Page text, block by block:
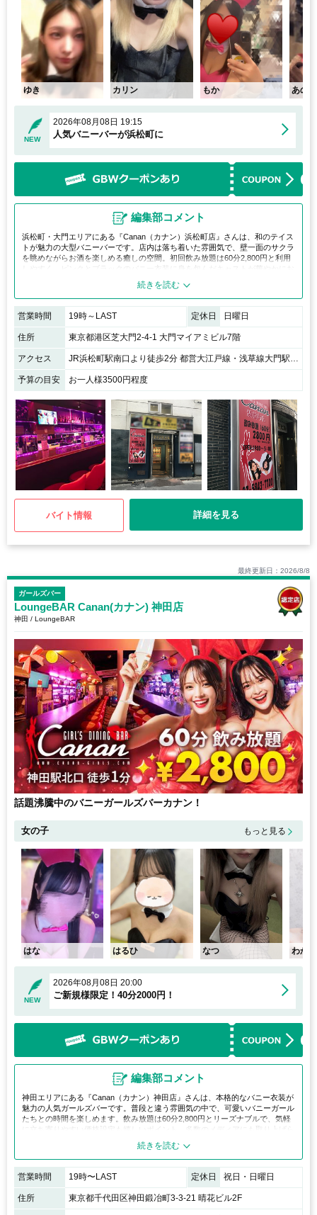
ゆき カリン もか あのん
NEW
2026年08月08日 19:15
人気バニーバーが浜松町に
編集部コメント
浜松町・大門エリアにある『Canan（カナン）浜松町店』さんは、和のテイス
トが魅力の大型バニーバーです。店内は落ち着いた雰囲気で、壁一面のサクラ
を眺めながらお酒を楽しめる癒しの空間。初回飲み放題は60分2,800円と利用
しやすく、ピンクとブラックのバニー衣装に身を包んだキャストが華やかにお
出迎え。非日常と和の調和を堪能できるお店です。
営業時間 19時～LAST 定休日 日曜日
住所 東京都港区芝大門2-4-1 大門マイアミビル7階
アクセス JR浜松町駅南口より徒歩2分 都営大江戸線・浅草線大門駅A3出口より徒歩1分
予算の目安 お一人様3500円程度
バイト情報 詳細を見る
最終更新日：2026/8/8
ガールズバー
LoungeBAR Canan(カナン) 神田店
神田 / LoungeBAR
話題沸騰中のバニーガールズバーカナン！
女の子 もっと見る
はな はるひ なつ わかば
NEW
2026年08月08日 20:00
ご新規様限定！40分2000円！
編集部コメント
神田エリアにある『Canan（カナン）神田店』さんは、本格的なバニー衣装が
魅力の人気ガールズバーです。普段と違う雰囲気の中で、可愛いバニーガール
たちとの時間を楽しめます。飲み放題は60分2,800円とリーズナブルで、気軽
に立ち寄りやすい価格設定も嬉しいポイント。多数のメディアにも取り上げら
れ話題を集めており、神田で非日常を味わいたい方におすすめのお店です。
営業時間 19時〜LAST 定休日 祝日・日曜日
住所 東京都千代田区神田鍛冶町3-3-21 晴花ビル2F